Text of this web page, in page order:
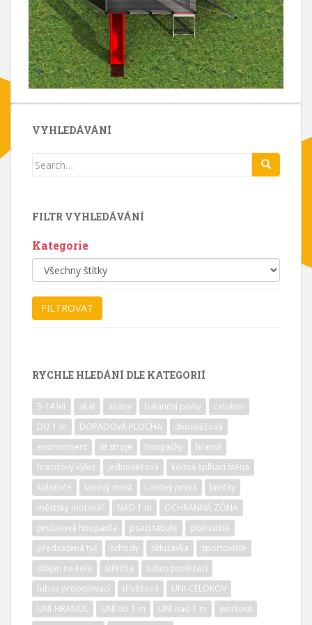
VYHLEDÁVÁNÍ
Search
FILTR VYHLEDÁVÁNÍ
Kategorie
RYCHLE HLEDÁNÍ DLE KATEGORIÍ
3-14 let akát altány balanční prvky
celokov
DO 1 m
DOPADOVÁ PLOCHA
dvouvěžová
environment
fit stroje houpačky
hranol
hrazdový výlez
jednověžová
kolmá šplhací stěna
kolotoče
lanový most Lanový prvek
lavičky
městský mobiliář
NAD 1 m
OCHRANNÁ ZÓNA
pružinová houpadla
psací tabule
pískoviště
předsazená tyč
schody skluzavka
sportoviště
stojan na kola
střecha
tubus prolezací
tubus propojovací
třívěžová
UNI-CELOKOV
UNI-HRANOL
UNI do 1 m UNI nad 1 m
workout